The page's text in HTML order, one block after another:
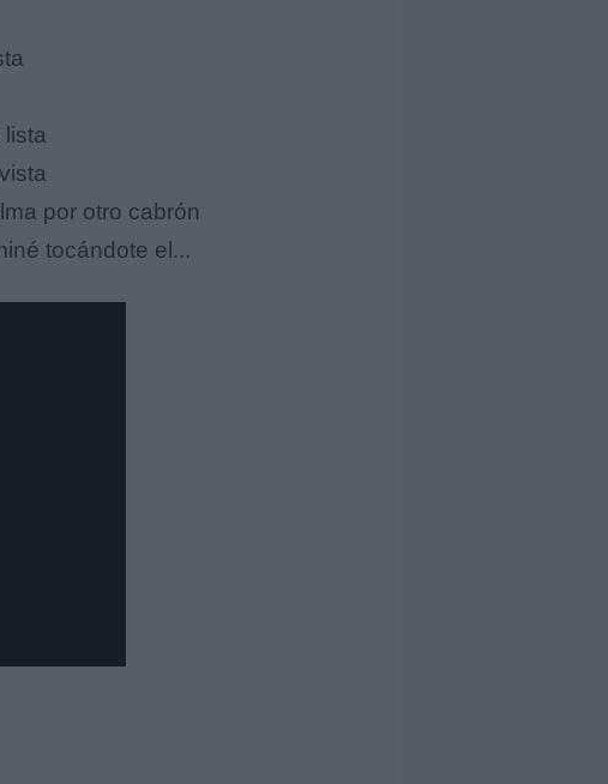
lista
por otro cabrón
tocándote el...